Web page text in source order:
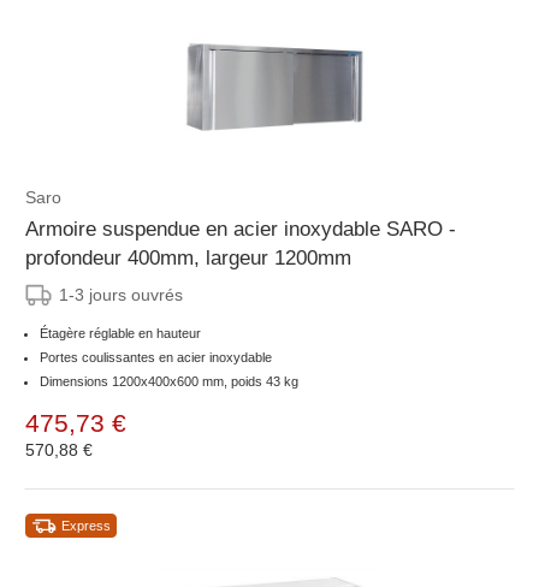
Saro
Armoire suspendue en acier inoxydable SARO -
profondeur 400mm, largeur 1200mm
1-3 jours ouvrés
Étagère réglable en hauteur
Portes coulissantes en acier inoxydable
Dimensions 1200x400x600 mm, poids 43 kg
475,73 €
570,88 €
Express